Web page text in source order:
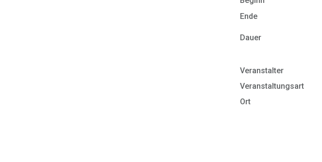
Ende
Dauer
Veranstalter
Veranstaltungsart
Ort